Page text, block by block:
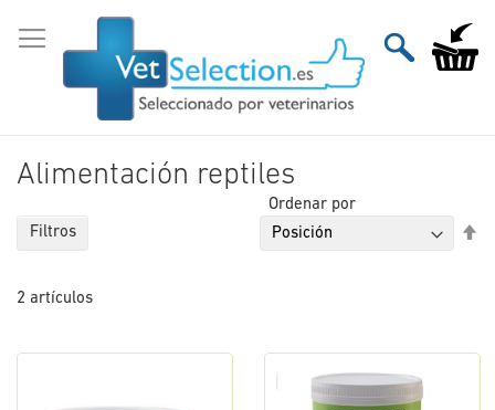
al
contenido
Mi
Alimentación reptiles
2 artículos
Ordenar por
Filtros